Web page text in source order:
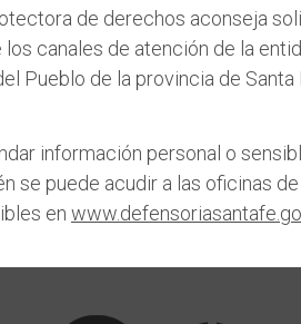
de derechos aconseja
canales de atención de la
Pueblo de la provincia de
información personal o
se puede acudir a las oficinas
en